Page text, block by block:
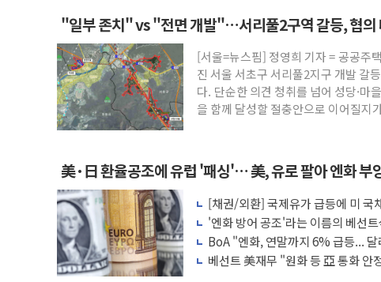
"일부 존치" vs "전면 개발"…서리풀2구역 갈등, 협의
[서울=뉴스핌] 정영희 기자 = 공공주
진 서울 서초구 서리풀2지구 개발 갈
다. 단순한 의견 청취를 넘어 성당·마
을 함께 달성할 절충안으로 이어질지
美·日 환율공조에 유럽 '패싱'… 美, 유로 팔아 엔화 부
[채권/외환] 국제유가 급등에 미 국
장, 美 고용지표 촉각
'엔화 방어 공조'라는 이름의 베선
BoA "엔화, 연말까지 6% 급등...
베선트 美재무 "원화 등 亞 통화 안